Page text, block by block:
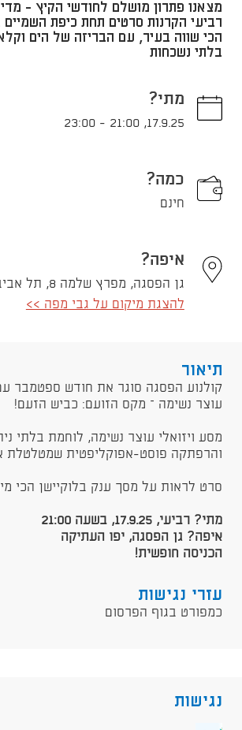
מצאנו פתרון מושלם לחודשי הקיץ - מדי
רביעי הקרנות סרטים תחת כיפת השמיים
הכי שווה בעיר, עם הבריזה של הים
בלתי נשכחות
מתי?
17.9.25
,
21:00
-
23:00
כמה?
חינם
איפה?
גן הפסגה, מפרץ שלמה 8, תל אביב - יפו
להצגת מיקום על גבי מפה >>
תיאור
​קולנוע הפסגה סוגר את חודש ספטמבר
עוצר נשימה – מקס הזועם: כביש הזעם!
מסע ויזואלי עוצר נשימה, לוחמת בלתי
והרפתקה פוסט-אפוקליפטית שמטלטלת
סרט לראות על מסך ענק בלוקיישן הכי
מתי? רביעי, 17.9.25, בשעה 21:00
איפה? גן הפסגה, יפו העתיקה
הכניסה חופשית!
עזרי נגישות
כמפורט בגוף הפרסום
נגישות